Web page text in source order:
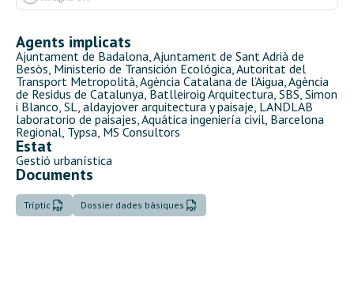
Agents implicats
Ajuntament de Badalona, Ajuntament de Sant Adrià de
Besòs, Ministerio de Transición Ecológica, Autoritat del
Transport Metropolità, Agència Catalana de l’Aigua, Agència
de Residus de Catalunya, Batlleiroig Arquitectura, SBS, Simon
i Blanco, SL, aldayjover arquitectura y paisaje, LANDLAB
laboratorio de paisajes, Aquática ingeniería civil, Barcelona
Regional, Typsa, MS Consultors
Estat
Gestió urbanística
Documents
Tríptic Dossier dades bàsiques